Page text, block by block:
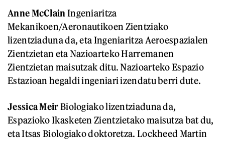
Anne McClain Ingeniaritza
Mekanikoen/Aeronautikoen Zientziako
lizentziaduna da, eta Ingeniaritza Aeroespazialen
Zientzietan eta Nazioarteko Harremanen
Zientzietan maisutzak ditu. Nazioarteko Espazio
Estazioan hegaldi ingeniari izendatu berri dute.
Jessica MeirBiologiako lizentziaduna da,
Espazioko Ikasketen Zientzietako maisutza bat du,
eta Itsas Biologiako doktoretza. Lockheed Martin